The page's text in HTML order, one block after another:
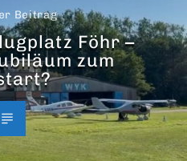
Beitrag
Föhr –
zum